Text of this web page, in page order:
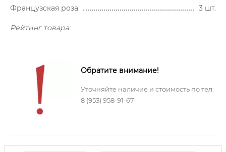
Французская роза
3 шт.
Рейтинг товара:
Обратите внимание!
Уточняйте наличие и стоимость по тел:
8 (953) 958-91-67